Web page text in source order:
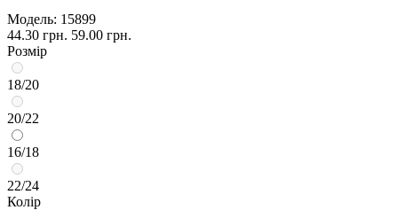
Модель: 15899
44.30 грн. 59.00 грн.
Розмір
18/20
20/22
16/18
22/24
Колір